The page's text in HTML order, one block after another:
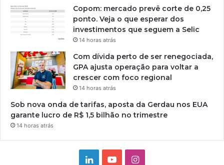
Copom: mercado prevê corte de 0,25
ponto. Veja o que esperar dos
investimentos que seguem a Selic
14 horas atrás
Com dívida perto de ser renegociada,
GPA ajusta operação para voltar a
crescer com foco regional
14 horas atrás
Sob nova onda de tarifas, aposta da Gerdau nos EUA
garante lucro de R$ 1,5 bilhão no trimestre
14 horas atrás
LinkedinYouTubeInstagram